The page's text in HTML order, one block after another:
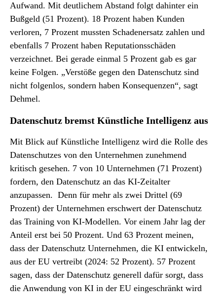
Aufwand. Mit deutlichem Abstand folgt dahinter ein
Bußgeld (51 Prozent). 18 Prozent haben Kunden
verloren, 7 Prozent mussten Schadenersatz zahlen und
ebenfalls 7 Prozent haben Reputationsschäden
verzeichnet. Bei gerade einmal 5 Prozent gab es gar
keine Folgen. „Verstöße gegen den Datenschutz sind
nicht folgenlos, sondern haben Konsequenzen“, sagt
Dehmel.
Datenschutz bremst Künstliche Intelligenz aus
Mit Blick auf Künstliche Intelligenz wird die Rolle des
Datenschutzes von den Unternehmen zunehmend
kritisch gesehen. 7 von 10 Unternehmen (71 Prozent)
fordern, den Datenschutz an das KI-Zeitalter
anzupassen. Denn für mehr als zwei Drittel (69
Prozent) der Unternehmen erschwert der Datenschutz
das Training von KI-Modellen. Vor einem Jahr lag der
Anteil erst bei 50 Prozent. Und 63 Prozent meinen,
dass der Datenschutz Unternehmen, die KI entwickeln,
aus der EU vertreibt (2024: 52 Prozent). 57 Prozent
sagen, dass der Datenschutz generell dafür sorgt, dass
die Anwendung von KI in der EU eingeschränkt wird